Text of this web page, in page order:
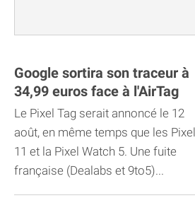
Google sortira son traceur à
34,99 euros face à l'AirTag
Le Pixel Tag serait annoncé le 12
août, en même temps que les Pixel
11 et la Pixel Watch 5. Une fuite
française (Dealabs et 9to5)...